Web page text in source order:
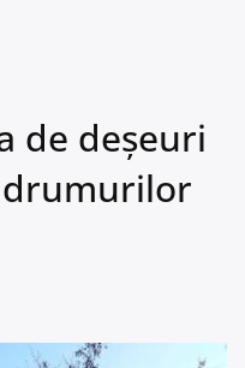
de deșeuri